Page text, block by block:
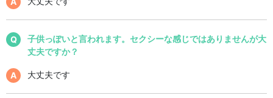
子供っぽいと言われます。セクシーな感じではありませんが大
丈夫ですか？
大丈夫です